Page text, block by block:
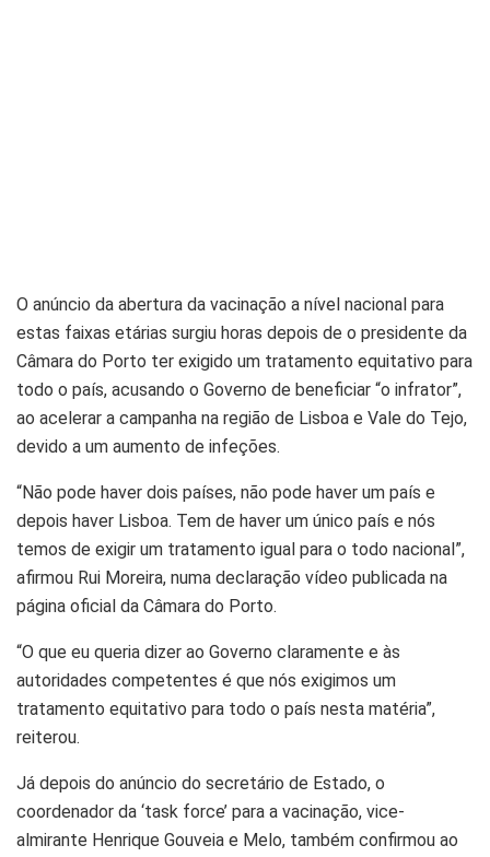
O anúncio da abertura da vacinação a nível nacional para
estas faixas etárias surgiu horas depois de o presidente da
Câmara do Porto ter exigido um tratamento equitativo para
todo o país, acusando o Governo de beneficiar “o infrator”,
ao acelerar a campanha na região de Lisboa e Vale do Tejo,
devido a um aumento de infeções.
“Não pode haver dois países, não pode haver um país e
depois haver Lisboa. Tem de haver um único país e nós
temos de exigir um tratamento igual para o todo nacional”,
afirmou Rui Moreira, numa declaração vídeo publicada na
página oficial da Câmara do Porto.
“O que eu queria dizer ao Governo claramente e às
autoridades competentes é que nós exigimos um
tratamento equitativo para todo o país nesta matéria”,
reiterou.
Já depois do anúncio do secretário de Estado, o
coordenador da ‘task force’ para a vacinação, vice-
almirante Henrique Gouveia e Melo, também confirmou ao